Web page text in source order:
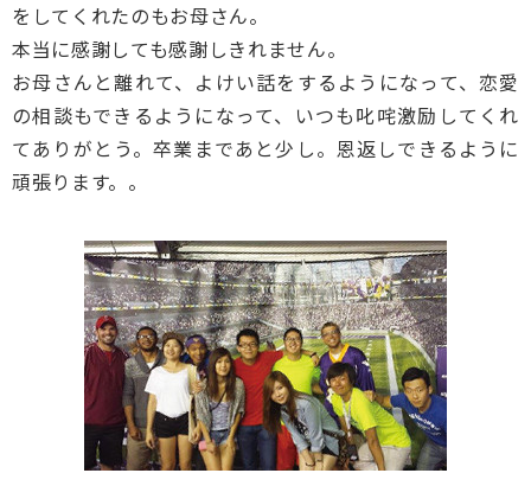
をしてくれたのもお母さん。
本当に感謝しても感謝しきれません。
お母さんと離れて、よけい話をするようになって、恋愛
の相談もできるようになって、いつも叱咤激励してくれ
てありがとう。卒業まであと少し。恩返しできるように
頑張ります。。